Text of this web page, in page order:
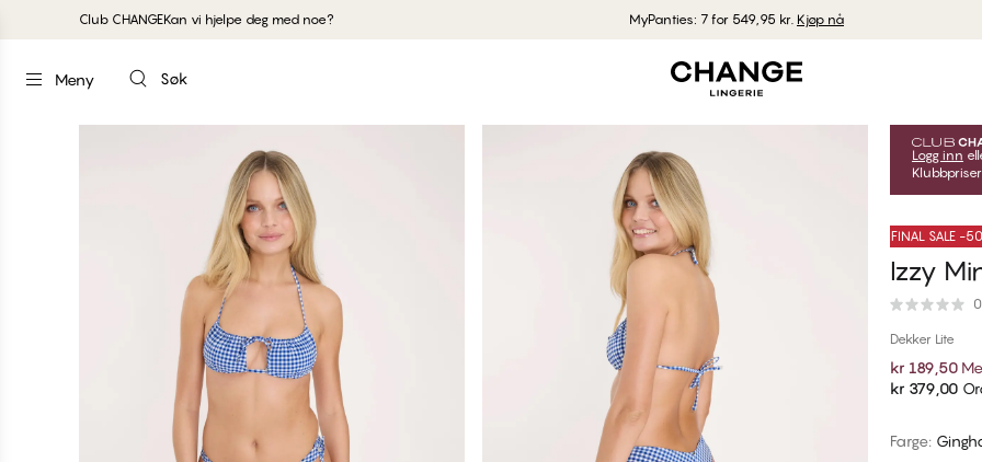
Club CHANGEKan vi hjelpe deg med noe? MyPanties: 7 for 549,95 kr. Kjøp nå
Meny Søk
Logg inn
FINAL SALE -
Izzy
Dekker Lite
kr 189,50
kr 379,00
Farge: